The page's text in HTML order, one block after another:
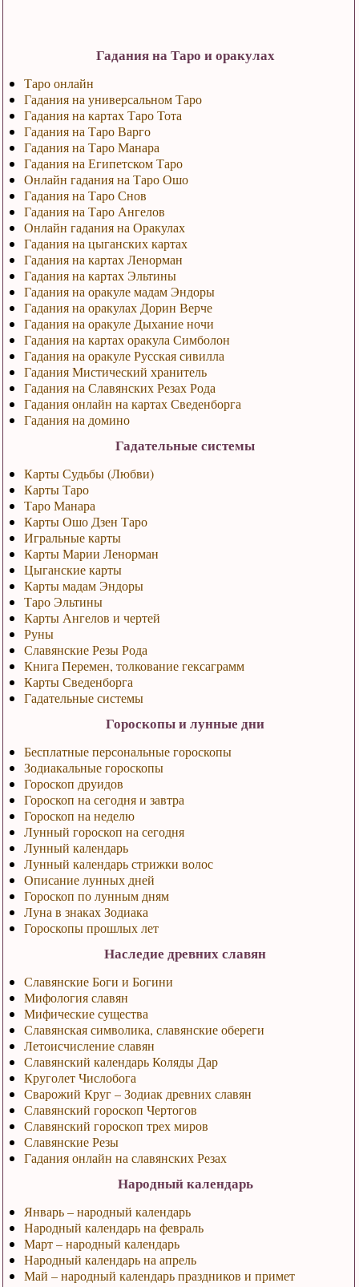
Гадания на Таро и оракулах
Таро онлайн
Гадания на универсальном Таро
Гадания на картах Таро Тота
Гадания на Таро Варго
Гадания на Таро Манара
Гадания на Египетском Таро
Онлайн гадания на Таро Ошо
Гадания на Таро Снов
Гадания на Таро Ангелов
Онлайн гадания на Оракулах
Гадания на цыганских картах
Гадания на картах Ленорман
Гадания на картах Эльтины
Гадания на оракуле мадам Эндоры
Гадания на оракулах Дорин Верче
Гадания на оракуле Дыхание ночи
Гадания на картах оракула Симболон
Гадания на оракуле Русская сивилла
Гадания Мистический хранитель
Гадания на Славянских Резах Рода
Гадания онлайн на картах Сведенборга
Гадания на домино
Гадательные системы
Карты Судьбы (Любви)
Карты Таро
Таро Манара
Карты Ошо Дзен Таро
Игральные карты
Карты Марии Ленорман
Цыганские карты
Карты мадам Эндоры
Таро Эльтины
Карты Ангелов и чертей
Руны
Славянские Резы Рода
Книга Перемен, толкование гексаграмм
Карты Сведенборга
Гадательные системы
Гороскопы и лунные дни
Бесплатные персональные гороскопы
Зодиакальные гороскопы
Гороскоп друидов
Гороскоп на сегодня и завтра
Гороскоп на неделю
Лунный гороскоп на сегодня
Лунный календарь
Лунный календарь стрижки волос
Описание лунных дней
Гороскоп по лунным дням
Луна в знаках Зодиака
Гороскопы прошлых лет
Наследие древних славян
Славянские Боги и Богини
Мифология славян
Мифические существа
Славянская символика, славянские обереги
Летоисчисление славян
Славянский календарь Коляды Дар
Круголет Числобога
Сварожий Круг – Зодиак древних славян
Славянский гороскоп Чертогов
Славянский гороскоп трех миров
Славянские Резы
Гадания онлайн на славянских Резах
Народный календарь
Январь – народный календарь
Народный календарь на февраль
Март – народный календарь
Народный календарь на апрель
Май – народный календарь праздников и примет